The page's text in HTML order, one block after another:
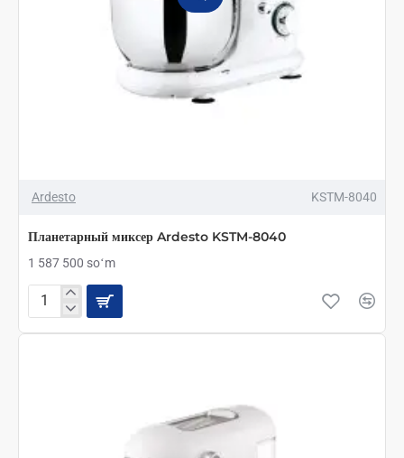
Ardesto KSTM-8040
Планетарный миксер Ardesto KSTM-8040
1 587 500 soʻm
Планетарный